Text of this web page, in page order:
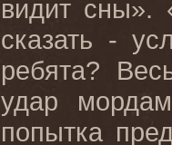
видит
сказать -
ребята?
удар
попытка